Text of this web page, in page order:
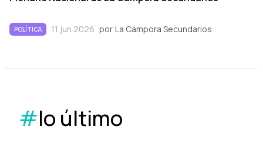
POLÍTICA 11 jun 2026 por La Cámpora Secundarios
#lo último